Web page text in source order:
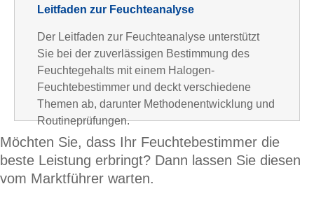
Leitfaden zur Feuchteanalyse
Der Leitfaden zur Feuchteanalyse unterstützt
Sie bei der zuverlässigen Bestimmung des
Feuchtegehalts mit einem Halogen-
Feuchtebestimmer und deckt verschiedene
Themen ab, darunter Methodenentwicklung und
Routineprüfungen.
Möchten Sie, dass Ihr Feuchtebestimmer die
beste Leistung erbringt? Dann lassen Sie diesen
vom Marktführer warten.